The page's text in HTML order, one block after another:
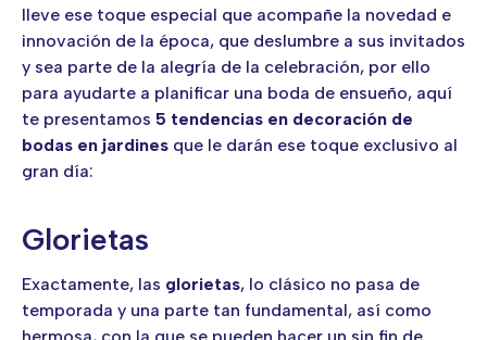
lleve ese toque especial que acompañe la novedad e
innovación de la época, que deslumbre a sus invitados
y sea parte de la alegría de la celebración, por ello
para ayudarte a planificar una boda de ensueño, aquí
te presentamos 5 tendencias en decoración de
bodas en jardines que le darán ese toque exclusivo al
gran día:
Glorietas
Exactamente, las glorietas, lo clásico no pasa de
temporada y una parte tan fundamental, así como